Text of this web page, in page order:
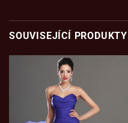
SOUVISEJÍCÍ PRODUKTY